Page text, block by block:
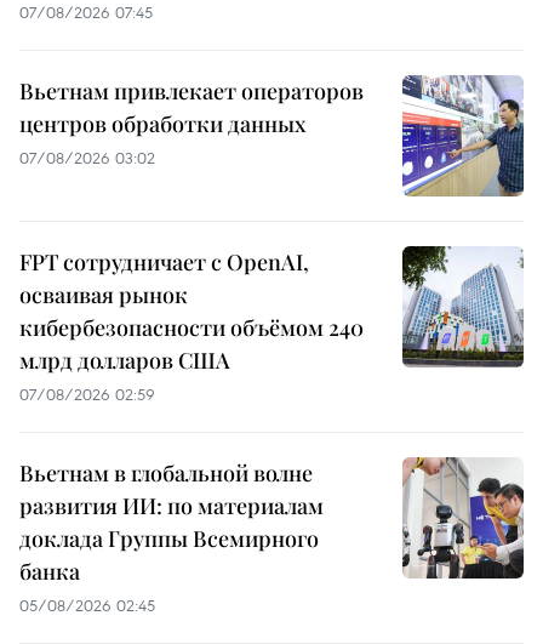
07/08/2026 07:45
Вьетнам привлекает операторов
центров обработки данных
07/08/2026 03:02
FPT сотрудничает с OpenAI,
осваивая рынок
кибербезопасности объёмом 240
млрд долларов США
07/08/2026 02:59
Вьетнам в глобальной волне
развития ИИ: по материалам
доклада Группы Всемирного
банка
05/08/2026 02:45